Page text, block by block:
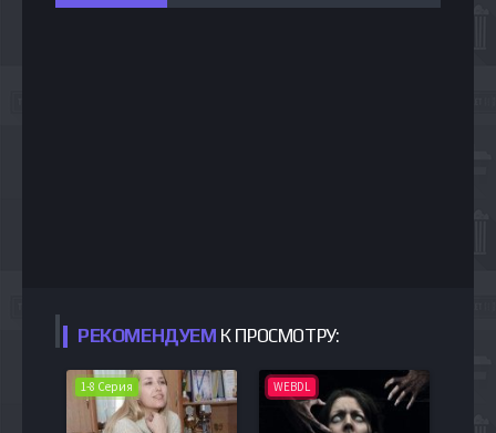
РЕКОМЕНДУЕМ К ПРОСМОТРУ:
1-8 Серия WEBDL